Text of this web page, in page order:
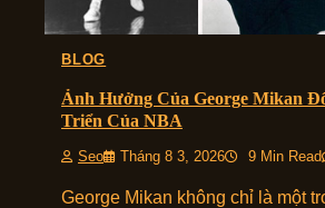
BLOG
Ảnh Hưởng Của George Mikan
Triển Của NBA
Seo Tháng 8 3, 2026 9 Min Read
George Mikan không chỉ là một